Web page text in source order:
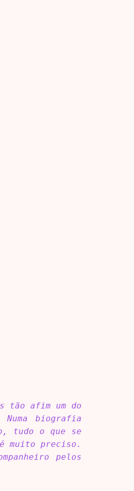
tão afim um do
biografia
tudo o que se
muito preciso.
pelos